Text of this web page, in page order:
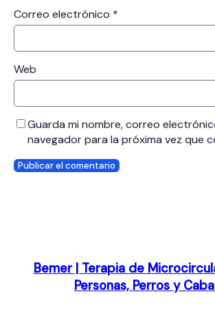
Correo electrónico *
Web
Guarda mi nombre, correo
navegador para la próxima vez que
Bemer | Terapia de
Personas, Perros y